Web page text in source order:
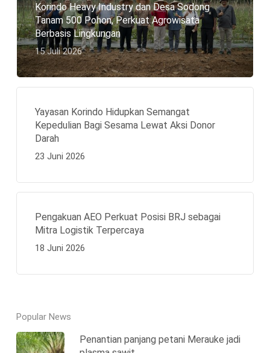
Korindo Heavy Industry dan Desa Sodong
Tanam 500 Pohon, Perkuat Agrowisata
Berbasis Lingkungan
15 Juli 2026
Yayasan Korindo Hidupkan Semangat
Kepedulian Bagi Sesama Lewat Aksi Donor
Darah
23 Juni 2026
Pengakuan AEO Perkuat Posisi BRJ sebagai
Mitra Logistik Terpercaya
18 Juni 2026
Popular News
Penantian panjang petani Merauke jadi